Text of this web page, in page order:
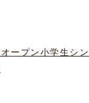
ープン小学生シ